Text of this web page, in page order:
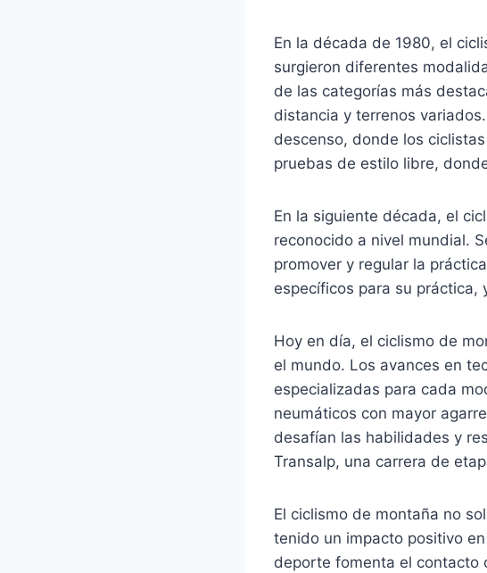
En la década de 1980, el
surgieron diferentes
de las categorías más
distancia y terrenos
descenso, donde los
pruebas de estilo libre,
En la siguiente década, el
reconocido a nivel mundial.
promover y regular la
específicos para su práctica,
Hoy en día, el ciclismo de
el mundo. Los avances en
especializadas para cada
neumáticos con mayor
desafían las habilidades y
Transalp, una carrera de
El ciclismo de montaña no
tenido un impacto positivo
deporte fomenta el contacto